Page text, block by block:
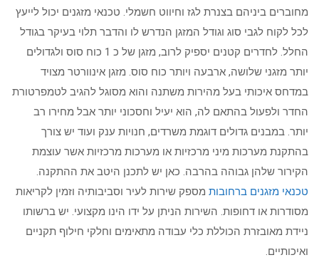
מחוברים ביניהם בצנרת לגז וחיווט חשמלי. טכנאי מזגנים יכול לייעץ
לכל לקוח לגבי סוג וגודל המזגן הנדרש לו והדבר תלוי בעיקר בגודל
החלל. לחדרים קטנים יספיק לרוב, מזגן של כ 1 כוח סוס ולגדולים
יותר מזגני שלושה, ארבעה ויותר כוח סוס. מזגן אינוורטר מצויד
במדחס איכותי בעל מהירות משתנה והוא מסוגל להגיב לטמפרטורת
החדר ולפעול בהתאם לה, הוא יעיל וחסכוני יותר אבל מחירו רב
יותר. במבנים גדולים דוגמת משרדים, חנויות ענק ועוד יש צורך
בהתקנת מערכות מיני מרכזיות או מערכות מרכזיות אשר עוצמת
הקירור שלהן גבוהה בהרבה. כאן יש לתכנן היטב את ההתקנה.
טכנאי מזגנים ברחובות מספק שירות לעיר וסביבותיה וזמין לקריאות
מסודרות או דחופות. השירות הניתן על ידו הינו מקצועי. יש ברשותו
ניידת מאובזרת הכוללת כלי עבודה מתאימים וחלקי חילוף תקניים
ואיכותיים.